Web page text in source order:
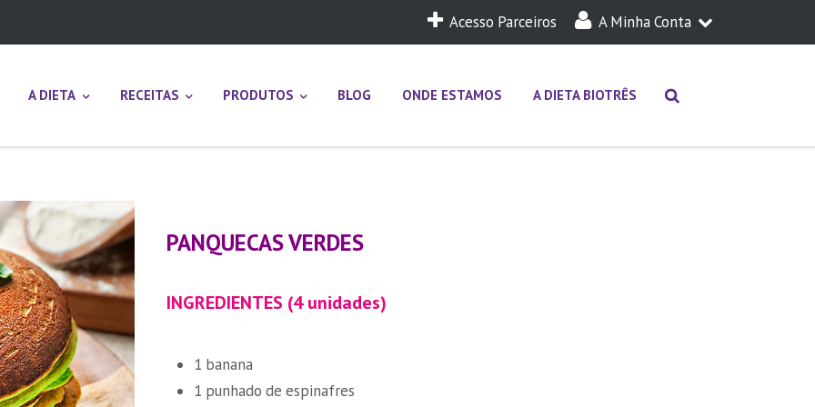
Acesso Parceiros A Minha Conta
Login
A DIETA RECEITAS PRODUTOS BLOG ONDE ESTAMOS A DIETA BIOTRÊS
PANQUECAS VERDES
INGREDIENTES (4 unidades)
1 banana
1 punhado de espinafres